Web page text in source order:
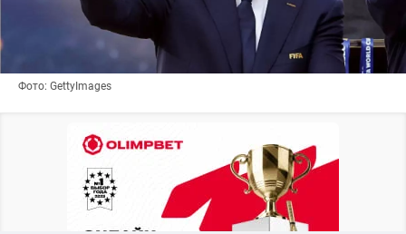
Фото: GettyImages